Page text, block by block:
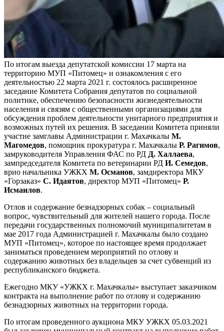
По итогам выезда депутатской комиссии 17 марта на
территорию МУП «Питомец» и ознакомления с его
деятельностью 22 марта 2021 г. состоялось расширенное
заседание Комитета Собрания депутатов по социальной
политике, обеспечению безопасности жизнедеятельности
населения и связям с общественными организациями для
обсуждения проблем деятельности унитарного предприятия и
возможных путей их решения. В заседании Комитета приняли
участие замглавы Администрации г. Махачкалы М.
Магомедов, помощник прокуратура г. Махачкалы Р. Рагимов,
замруководителя Управления ФАС по РД Д. Халлаева,
зампредседателя Комитета по ветеринарии РД И. Семедов,
врио начальника УЖКХ М. Османов, замдиректора МКУ
«Горзаказ» С. Идаятов, директор МУП «Питомец» Р.
Исмаилов.
Отлов и содержание безнадзорных собак – социальный
вопрос, чувствительный для жителей нашего города. После
передачи государственных полномочий муниципалитетам в
мае 2017 года Администрацией г. Махачкалы было создано
МУП «Питомец», которое по настоящее время продолжает
заниматься проведением мероприятий по отлову и
содержанию животных без владельцев за счет субвенций из
республиканского бюджета.
Ежегодно МКУ «УЖКХ г. Махачкалы» выступает заказчиком
контракта на выполнение работ по отлову и содержанию
безнадзорных животных на территории города.
По итогам проведенного аукциона МКУ УЖКХ 05.03.2021